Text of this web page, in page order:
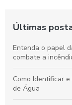
Últimas
Entenda o papel
combate a
Como Identificar
de Água